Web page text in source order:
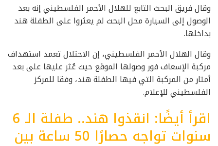
وقال فريق البحث التابع للهلال الأحمر الفلسطيني إنه بعد
الوصول إلى السيارة محل البحث لم يعثروا على الطفلة هند
بداخلها.
وقال الهلال الأحمر الفلسطيني، إن الاحتلال تعمد استهداف
مركبة الإسعاف فور وصولها الموقع حيث عُثر عليها على بعد
أمتار من المركبة التي فيها الطفلة هند، وفقا للمركز
الفلسطيني للإعلام.
اقرأ أيضًا: انقذوا هند.. طفلة الـ 6
سنوات تواجه حصارًا 50 ساعة بين